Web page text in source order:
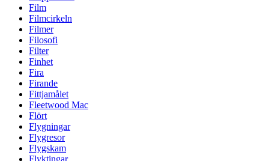
Film
Filmcirkeln
Filmer
Filosofi
Filter
Finhet
Fira
Firande
Fittjamålet
Fleetwood Mac
Flört
Flygningar
Flygresor
Flygskam
Flyktingar